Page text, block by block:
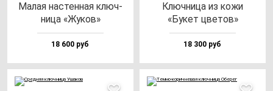
Малая нас­тен­ная ключ­
ни­ца «Жуков»
18 600 руб
Ключ­ни­ца из ко­жи
«Букет цве­тов»
18 300 руб